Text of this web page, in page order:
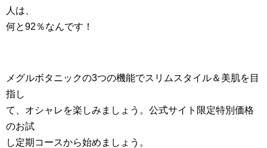
人は、
何と92％なんです！
メグルボタニックの3つの機能でスリムスタイル＆美肌を目
指し
て、オシャレを楽しみましょう。公式サイト限定特別価格
のお試
し定期コースから始めましょう。